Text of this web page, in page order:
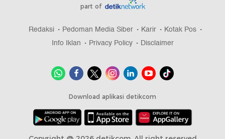
part of
Redaksi Pedoman Media Siber Karir
Kotak Pos
Info Iklan
Privacy Policy Disclaimer
Download aplikasi detikcom